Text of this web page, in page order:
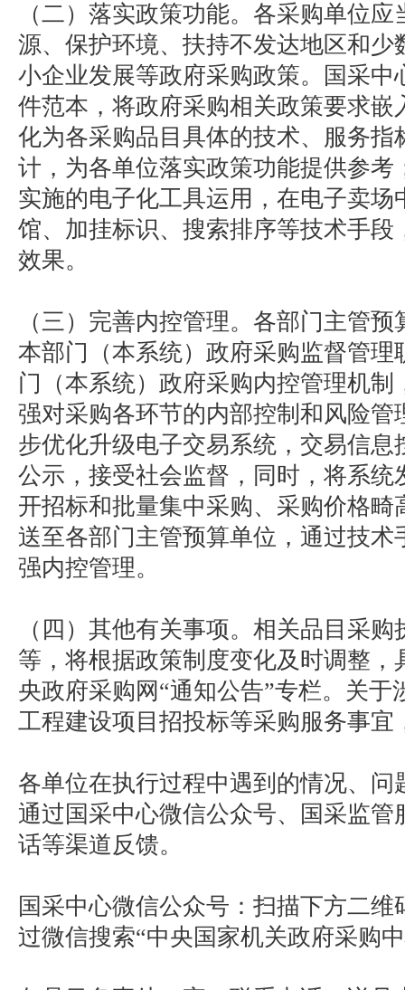
（二）落实政策功能。各采购单位
源、保护环境、扶持不发达地区和少
小企业发展等政府采购政策。国采中
件范本，将政府采购相关政策要求嵌
化为各采购品目具体的技术、服务指
计，为各单位落实政策功能提供参考
实施的电子化工具运用，在电子卖场
馆、加挂标识、搜索排序等技术手段
效果。
（三）完善内控管理。各部门主管
本部门（本系统）政府采购监督管理
门（本系统）政府采购内控管理机制
强对采购各环节的内部控制和风险管
步优化升级电子交易系统，交易信息
公示，接受社会监督，同时，将系统
开招标和批量集中采购、采购价格畸
送至各部门主管预算单位，通过技术
强内控管理。
（四）其他有关事项。相关品目采
等，将根据政策制度变化及时调整，
央政府采购网“通知公告”专栏。关于
工程建设项目招投标等采购服务事宜
各单位在执行过程中遇到的情况、问
通过国采中心微信公众号、国采监管
话等渠道反馈。
国采中心微信公众号：扫描下方二
过微信搜索“中央国家机关政府采购